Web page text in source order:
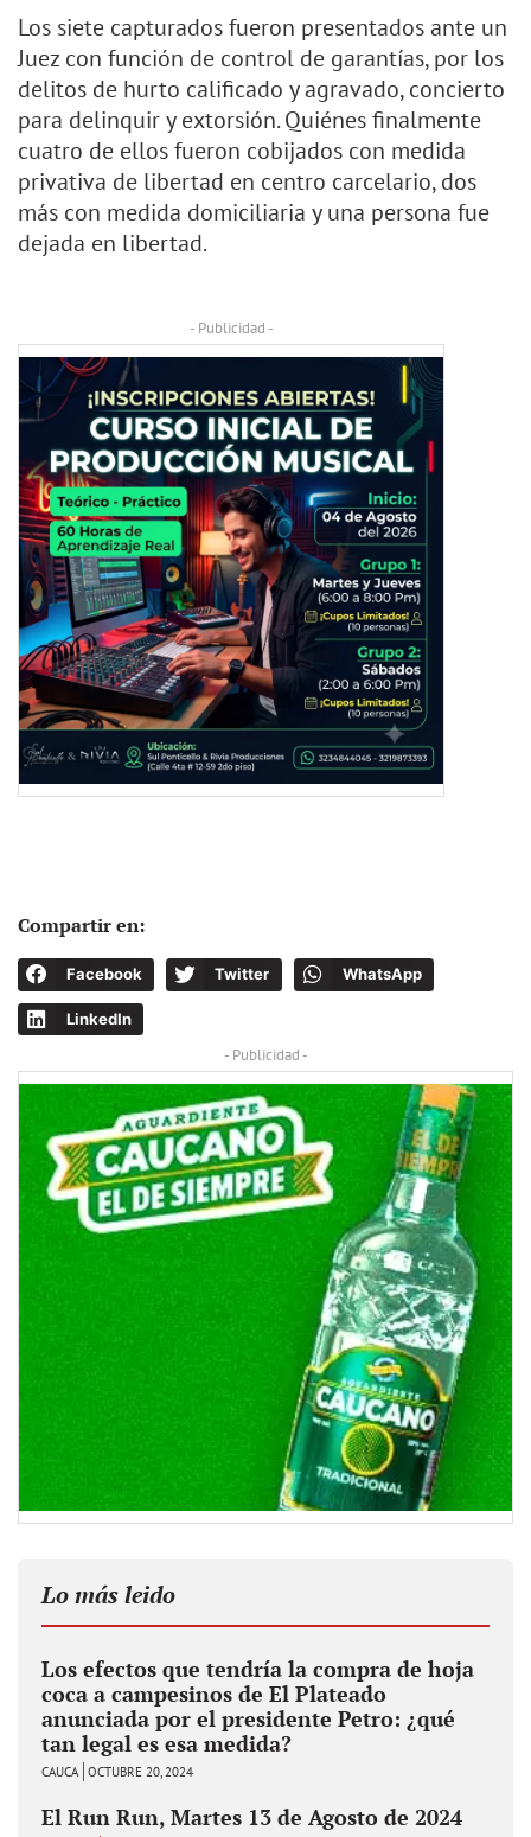
Los siete capturados fueron presentados ante un
Juez con función de control de garantías, por los
delitos de hurto calificado y agravado, concierto
para delinquir y extorsión. Quiénes finalmente
cuatro de ellos fueron cobijados con medida
privativa de libertad en centro carcelario, dos
más con medida domiciliaria y una persona fue
dejada en libertad.
- Publicidad -
Compartir en:
Facebook Twitter WhatsApp
LinkedIn
- Publicidad -
Lo más leido
Los efectos que tendría la compra de hoja
coca a campesinos de El Plateado
anunciada por el presidente Petro: ¿qué
tan legal es esa medida?
CAUCA OCTUBRE 20, 2024
El Run Run, Martes 13 de Agosto de 2024